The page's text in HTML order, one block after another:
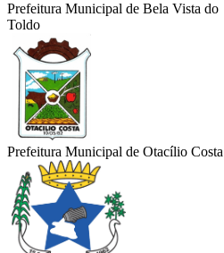
Prefeitura Municipal de Bela Vista do
Toldo
Prefeitura Municipal de Otacílio Costa